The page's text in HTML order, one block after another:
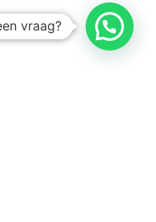
vraag?